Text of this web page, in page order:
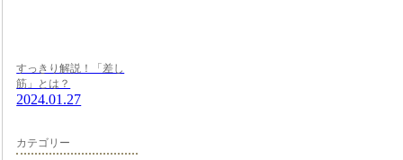
すっきり解説！「差し
筋」とは？
2024.01.27
カテゴリー